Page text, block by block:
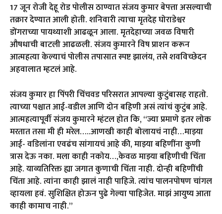
17 जून रोजी देहू रोड पोलीस ठाण्यात संजय कुमार बेपत्ता असल्याची
तक्रार देण्यात आली होती. शनिवारी त्याचा मृतदेह घोराडेश्वर
डोंगराच्या पायथ्याशी आढळून आला. मृतदेहाच्या जवळ विषारी
औषधाची बाटली आढळली. संजय कुमारने विष प्राशन करून
आत्महत्या केल्याचं पोलीस तपासात स्पष्ट झालंय, तसे शवविच्छेदन
अहवालात म्हटलं आहे.
संजय कुमार हा पिंपरी चिंचवड परिसरात आपल्या कुटुंबासह राहतो.
त्याच्या पश्चात आई-वडील आणि दोन बहिणी असं त्यांचं कुटुंब आहे.
आत्महत्यापूर्वी संजय कुमारने म्हंटल होत कि, “ज्या प्रमाणे इतर लोक
मरतात तसा मी ही मरेल…..आणखी काही बोलायचं नाही…माझ्या
आई- वडिलांना एवढंच सांगायचं आहे की, माझ्या बहिणींना कुणी
त्रास देऊ नका. मला काही नकोय…,केवळ माझ्या बहिणीची चिंता
आहे. याव्यतिरिक्त ह्या जगात कुणाची चिंता नाही. दोन्ही बहिणींची
चिंता आहे. त्यांना काही झालं नाही पाहिजे. त्यांच पालनपोषण चांगल
व्हायला हवं. सुशिक्षित होऊन पुढे गेल्या पाहिजेत. माझं आयुष्य आता
काही कामाच नाही.”